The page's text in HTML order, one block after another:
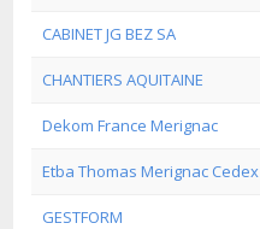
CABINET JG BEZ SA
CHANTIERS AQUITAINE
Dekom France Merignac
Etba Thomas Merignac Cedex
GESTFORM